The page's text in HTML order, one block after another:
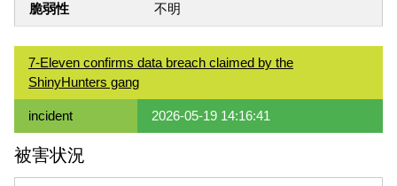
脆弱性 不明
7-Eleven confirms data breach claimed by the
ShinyHunters gang
incident 2026-05-19 14:16:41
被害状況